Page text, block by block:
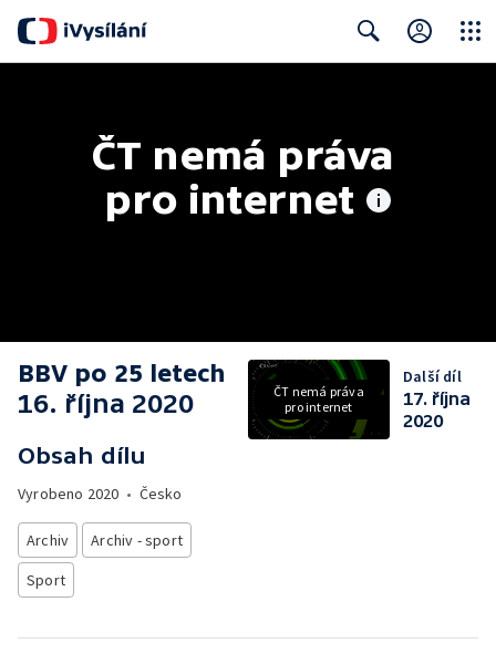
ČT nemá práva
pro internet
BBV po 25 letech
16. října 2020
Obsah dílu
Vyrobeno 2020 • Česko
Archiv
Archiv - sport
Sport
ČT nemá práva
pro internet
Další díl
17. října
2020